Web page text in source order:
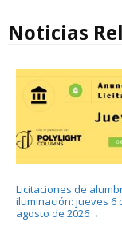
Noticias
Licitaciones de
iluminación: jueves 6
agosto de 2026→